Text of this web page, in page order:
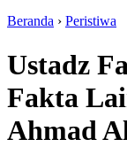
Beranda › Peristiwa
Ustadz
Fakta
Ahmad